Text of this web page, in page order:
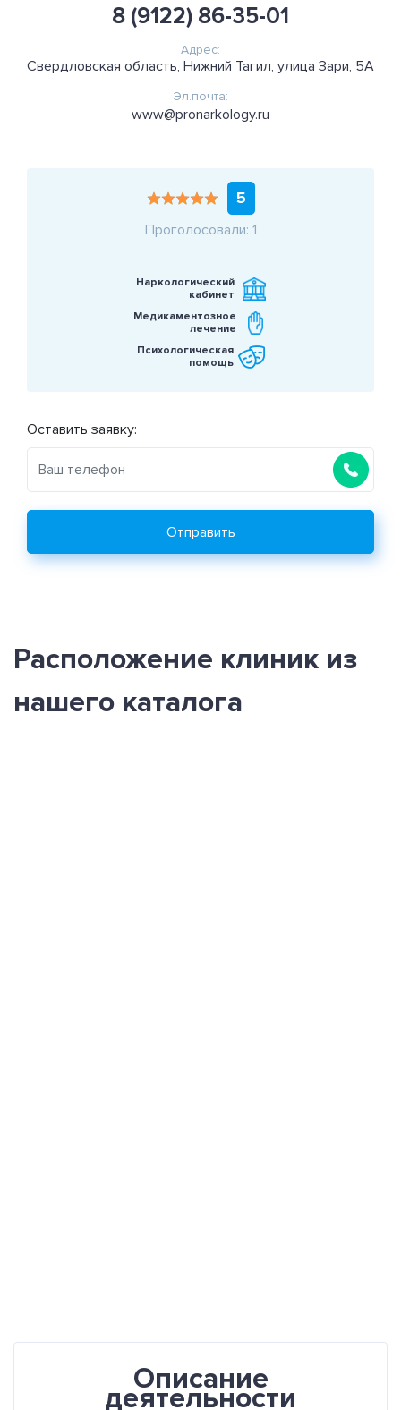
8 (9122) 86-35-01
Адрес:
Свердловская область, Нижний Тагил, улица Зари, 5А
Эл.почта:
www@pronarkology.ru
5
Проголосовали: 1
Наркологический
кабинет
Медикаментозное
лечение
Психологическая
помощь
Оставить заявку:
Отправить
Расположение клиник из
нашего каталога
Описание
деятельности